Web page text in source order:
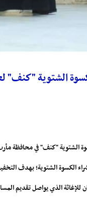
2026م بمحافظة مأرب
"كنف" في محافظة مأرب
الذي يواصل تقديم